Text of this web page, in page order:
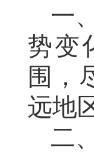
一
势变
围，
远地
二